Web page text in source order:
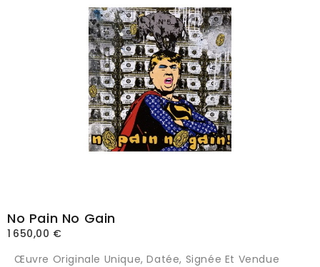
No Pain No Gain
1 650,00 €
Œuvre Originale Unique, Datée, Signée Et Vendue